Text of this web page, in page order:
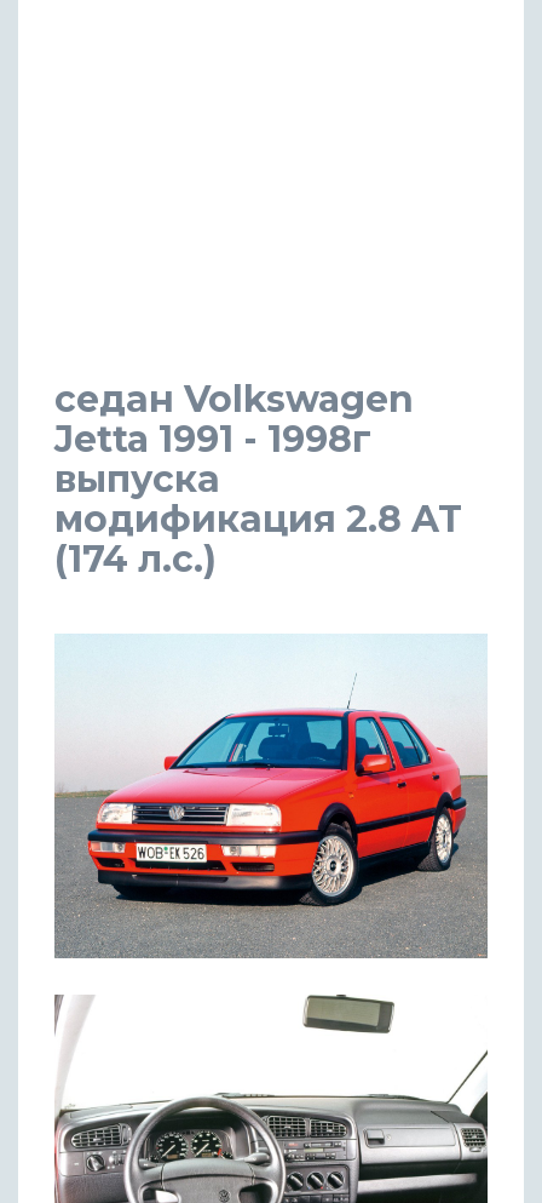
седан Volkswagen
Jetta 1991 - 1998г
выпуска
модификация 2.8 AT
(174 л.с.)